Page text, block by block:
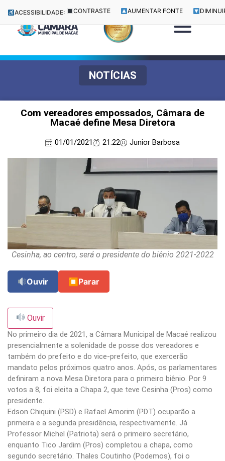
ACESSIBILIDADE: CONTRASTE AUMENTAR FONTE
NOTÍCIAS
Com vereadores empossados, Câmara de
Macaé define Mesa Diretora
01/01/2021 21:22 Junior Barbosa
Cesinha, ao centro, será o presidente do biênio 2021-2022
Ouvir ⏹ Parar
Ouvir
No primeiro dia de 2021, a Câmara Municipal de Macaé realizou
presencialmente a solenidade de posse dos vereadores e
também do prefeito e do vice-prefeito, que exercerão
mandato pelos próximos quatro anos. Após, os parlamentares
definiram a nova Mesa Diretora para o primeiro biênio. Por 9
votos a 8, foi eleita a Chapa 2, que teve Cesinha (Pros) como
presidente.
Edson Chiquini (PSD) e Rafael Amorim (PDT) ocuparão a
primeira e a segunda presidência, respectivamente. Já
Professor Michel (Patriota) será o primeiro secretário,
enquanto Tico Jardim (Pros) completou a chapa, como
segundo secretário. Thales Coutinho (Podemos), foi o